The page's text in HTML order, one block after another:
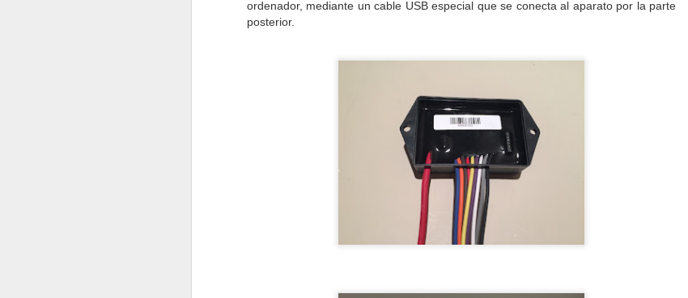
ordenador, mediante un cable USB especial que se conecta al aparato por la parte
posterior.
conocida frase pronunciada por el explorador Marco Polo ya en su lecho
“Antes de vencer a los demás tengo que vencerme a
mí mismo, para eso trabajo cada día”
Estamos justo a mitad del OiLibya Rallye du Maroc, donde además de
completar la preparación para el próximo Dakar un grupo de pilotos se
está jugando el título mundial FIM de Cross-Country.